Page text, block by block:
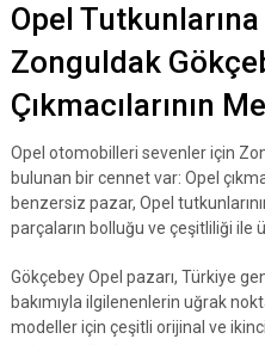
Opel
Zonguldak
Çıkmacılarının
Opel otomobilleri sevenler için
bulunan bir cennet var: Opel
benzersiz pazar, Opel
parçaların bolluğu ve çeşitliliği ile
Gökçebey Opel pazarı, Türkiye
bakımıyla ilgilenenlerin uğrak
modeller için çeşitli orijinal ve